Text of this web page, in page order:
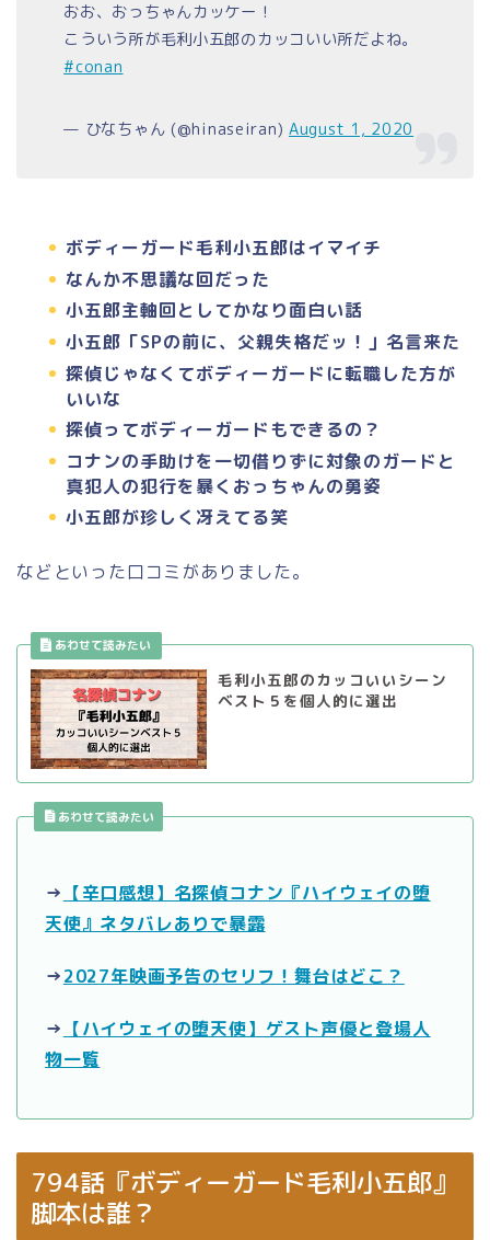
おお、おっちゃんカッケー！
こういう所が毛利小五郎のカッコいい所だよね。
#conan
— ひなちゃん (@hinaseiran)August 1, 2020
ボディーガード毛利小五郎はイマイチ
なんか不思議な回だった
小五郎主軸回としてかなり面白い話
小五郎「SPの前に、父親失格だッ！」名言来た
探偵じゃなくてボディーガードに転職した方が
いいな
探偵ってボディーガードもできるの？
コナンの手助けを一切借りずに対象のガードと
真犯人の犯行を暴くおっちゃんの勇姿
小五郎が珍しく冴えてる笑
などといった口コミがありました。
毛利小五郎のカッコいいシーン
ベスト５を個人的に選出
あわせて読みたい
→ 【辛口感想】名探偵コナン『ハイウェイの堕
天使』ネタバレありで暴露
→2027年映画予告のセリフ！舞台はどこ？
→ 【ハイウェイの堕天使】ゲスト声優と登場人
物一覧
794話『ボディーガード毛利小五郎』
脚本は誰？